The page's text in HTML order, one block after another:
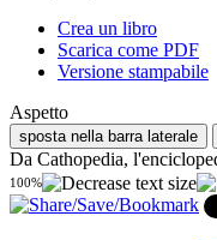
Crea un libro
Scarica come PDF
Versione stampabile
Aspetto
sposta nella barra laterale
Da Cathopedia,
100%